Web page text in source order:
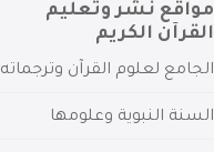
مواقع نشر وتعليم
القرآن الكريم
الجامع لعلوم القرآن وترجماته
السنة النبوية وعلومها